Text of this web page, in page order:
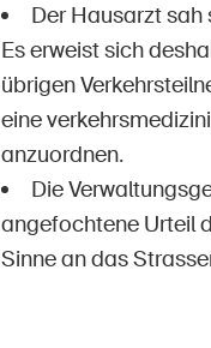
Der Hausarzt sah
Es erweist sich
übrigen
eine
anzuordnen.
Die
angefochtene Urteil
Sinne an das